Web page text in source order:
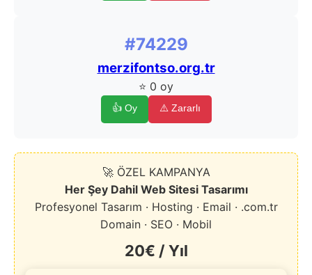
#74229
merzifontso.org.tr
⭐ 0 oy
👍 Oy ⚠️ Zararlı
🚀 ÖZEL KAMPANYA
Her Şey Dahil Web Sitesi Tasarımı
Profesyonel Tasarım · Hosting · Email · .com.tr
Domain · SEO · Mobil
20€ / Yıl